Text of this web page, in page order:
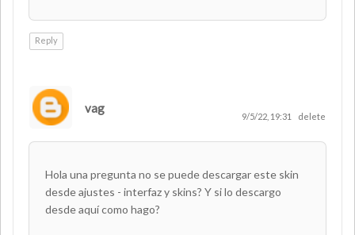
Reply
vag
9/5/22, 19:31 delete
Hola una pregunta no se puede descargar este skin
desde ajustes - interfaz y skins? Y si lo descargo
desde aquí como hago?